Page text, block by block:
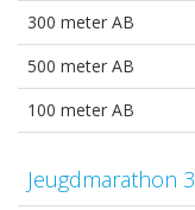
300 meter AB
500 meter AB
100 meter AB
Jeugdmarathon 3